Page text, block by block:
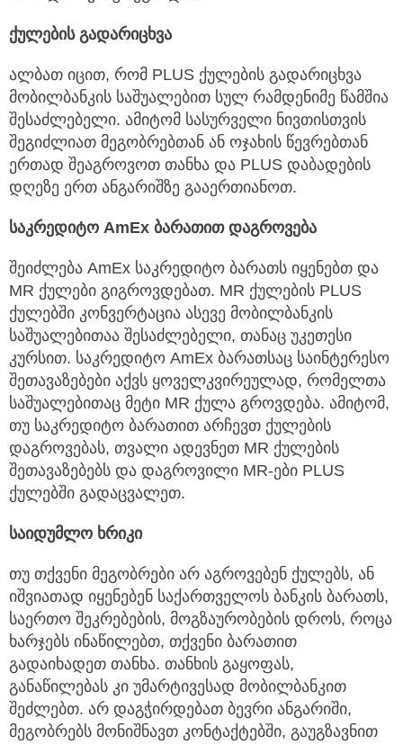
ქულების გადარიცხვა
ალბათ იცით, რომ PLUS ქულების გადარიცხვა
მობილბანკის საშუალებით სულ რამდენიმე წამშია
შესაძლებელი. ამიტომ სასურველი ნივთისთვის
შეგიძლიათ მეგობრებთან ან ოჯახის წევრებთან
ერთად შეაგროვოთ თანხა და PLUS დაბადების
დღეზე ერთ ანგარიშზე გააერთიანოთ.
საკრედიტო AmEx ბარათით დაგროვება
შეიძლება AmEx საკრედიტო ბარათს იყენებთ და
MR ქულები გიგროვდებათ. MR ქულების PLUS
ქულებში კონვერტაცია ასევე მობილბანკის
საშუალებითაა შესაძლებელი, თანაც უკეთესი
კურსით. საკრედიტო AmEx ბარათსაც საინტერესო
შეთავაზებები აქვს ყოველკვირეულად, რომელთა
საშუალებითაც მეტი MR ქულა გროვდება. ამიტომ,
თუ საკრედიტო ბარათით არჩევთ ქულების
დაგროვებას, თვალი ადევნეთ MR ქულების
შეთავაზებებს და დაგროვილი MR-ები PLUS
ქულებში გადაცვალეთ.
საიდუმლო ხრიკი
თუ თქვენი მეგობრები არ აგროვებენ ქულებს, ან
იშვიათად იყენებენ საქართველოს ბანკის ბარათს,
საერთო შეკრებების, მოგზაურობების დროს, როცა
ხარჯებს ინაწილებთ, თქვენი ბარათით
გადაიხადეთ თანხა. თანხის გაყოფას,
განაწილებას კი უმარტივესად მობილბანკით
შეძლებთ. არ დაგჭირდებათ ბევრი ანგარიში,
მეგობრებს მონიშნავთ კონტაქტებში, გაუგზავნით